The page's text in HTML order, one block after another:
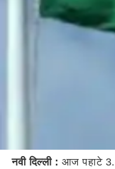
नवी दिल्ली : आज पहाटे